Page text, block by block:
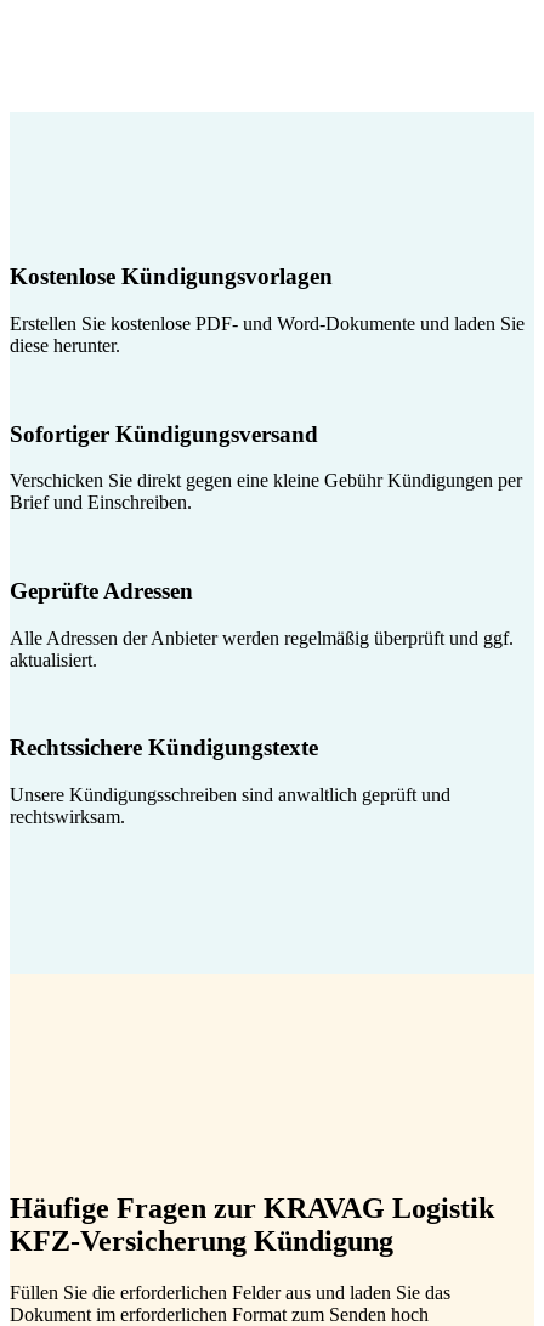
Kostenlose Kündigungsvorlagen
Erstellen Sie kostenlose PDF- und Word-Dokumente und laden Sie
diese herunter.
Sofortiger Kündigungsversand
Verschicken Sie direkt gegen eine kleine Gebühr Kündigungen per
Brief und Einschreiben.
Geprüfte Adressen
Alle Adressen der Anbieter werden regelmäßig überprüft und ggf.
aktualisiert.
Rechtssichere Kündigungstexte
Unsere Kündigungsschreiben sind anwaltlich geprüft und
rechtswirksam.
Häufige Fragen zur KRAVAG Logistik
KFZ-Versicherung Kündigung
Füllen Sie die erforderlichen Felder aus und laden Sie das
Dokument im erforderlichen Format zum Senden hoch